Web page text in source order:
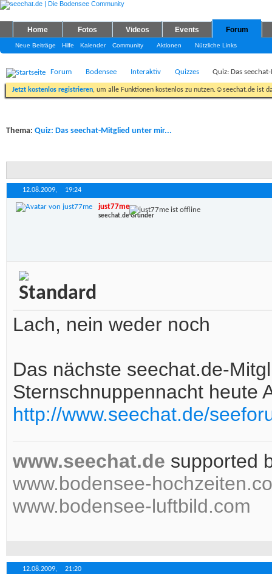
Home Fotos Videos Events Forum
Neue Beiträge Hilfe Kalender Community Aktionen Nützliche Links
Forum Bodensee Interaktiv Quizzes Quiz: Das
Jetzt kostenlos registrieren, um alle Funktionen kostenlos zu nutzen.☺seechat.de ist
Thema: Quiz: Das seechat-Mitglied unter mir...
12.08.2009, 19:24
just77me
seechat.de Gründer
Lach, nein weder noch
Das nächste seechat.de-
Sternschnuppennacht heute
http://www.seechat.de/
www.seechat.de supported
www.bodensee-
www.bodensee-luftbild.com
12.08.2009, 21:20